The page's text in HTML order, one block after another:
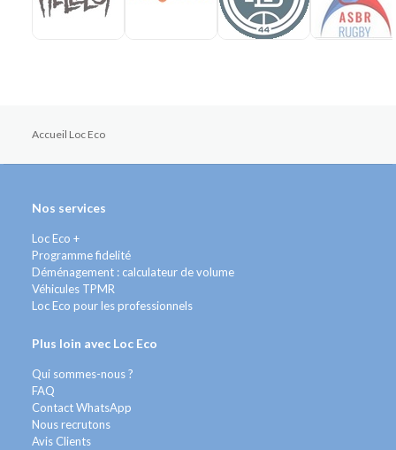
Accueil Loc Eco
Nos services
Loc Eco +
Programme fidelité
Déménagement : calculateur de volume
Véhicules TPMR
Loc Eco pour les professionnels
Plus loin avec Loc Eco
Qui sommes-nous ?
FAQ
Contact WhatsApp
Nous recrutons
Avis Clients